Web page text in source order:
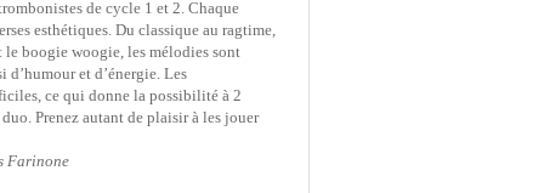
de cycle 1 et 2. Chaque
esthétiques. Du classique au ragtime,
le boogie woogie, les mélodies sont
d’humour et d’énergie. Les
ce qui donne la possibilité à 2
Prenez autant de plaisir à les jouer